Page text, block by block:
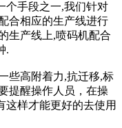
个手段之一,我们针对
合相应的生产线进行
生产线上,喷码机配合
.
些高附着力,抗迁移,标
提醒操作人员，在操
这样才能更好的去使用